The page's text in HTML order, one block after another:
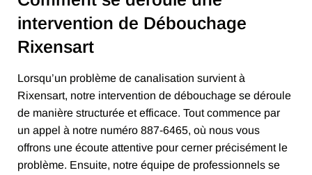
intervention de Débouchage
Rixensart
Lorsqu’un problème de canalisation survient à
Rixensart, notre intervention de débouchage se déroule
de manière structurée et efficace. Tout commence par
un appel à notre numéro 887-6465, où nous vous
offrons une écoute attentive pour cerner précisément le
problème. Ensuite, notre équipe de professionnels se